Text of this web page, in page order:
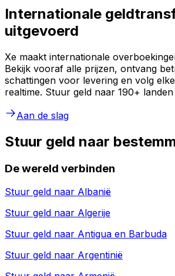
Internationale
uitgevoerd
Xe maakt internationale
Bekijk vooraf alle prijzen, ontvang
schattingen voor levering en volg
realtime. Stuur geld naar 190+
Aan de slag
Stuur geld naar
De wereld verbinden
Stuur geld naar Albanië
Stuur geld naar Algerije
Stuur geld naar Antigua en Barbuda
Stuur geld naar Argentinië